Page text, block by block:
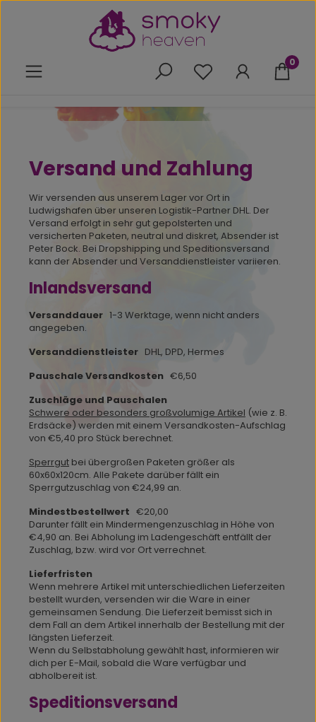
Zum Hauptinhalt springen
Du hast 0 Produkte
0
Versand und Zahlung
Wir versenden aus unserem Lager vor Ort in
Ludwigshafen über unseren Logistik-Partner DHL. Der
Versand erfolgt in sehr gut gepolsterten und
versicherten Paketen, neutral und diskret, Absender ist
Peter Bock. Bei Dropshipping und Speditionsversand
kann der Absender und Versanddienstleister variieren.
Inlandsversand
Versanddauer 1-3 Werktage, wenn nicht anders
angegeben.
Versanddienstleister DHL, DPD, Hermes
Pauschale Versandkosten €6,50
Zuschläge und Pauschalen
Schwere oder besonders großvolumige Artikel (wie z. B.
Erdsäcke) werden mit einem Versandkosten-Aufschlag
von €5,40 pro Stück berechnet.
Sperrgut bei übergroßen Paketen größer als
60x60x120cm. Alle Pakete darüber fällt ein
Sperrgutzuschlag von €24,99 an.
Mindestbestellwert €20,00
Darunter fällt ein Mindermengenzuschlag in Höhe von
€4,90 an. Bei Abholung im Ladengeschäft entfällt der
Zuschlag, bzw. wird vor Ort verrechnet.
Lieferfristen
Wenn mehrere Artikel mit unterschiedlichen Lieferzeiten
bestellt wurden, versenden wir die Ware in einer
gemeinsamen Sendung. Die Lieferzeit bemisst sich in
dem Fall an dem Artikel innerhalb der Bestellung mit der
längsten Lieferzeit.
Wenn du Selbstabholung gewählt hast, informieren wir
dich per E-Mail, sobald die Ware verfügbar und
abholbereit ist.
Speditionsversand